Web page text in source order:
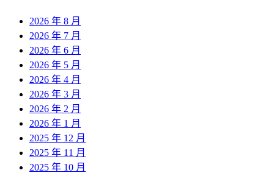
2026 年 8 月
2026 年 7 月
2026 年 6 月
2026 年 5 月
2026 年 4 月
2026 年 3 月
2026 年 2 月
2026 年 1 月
2025 年 12 月
2025 年 11 月
2025 年 10 月